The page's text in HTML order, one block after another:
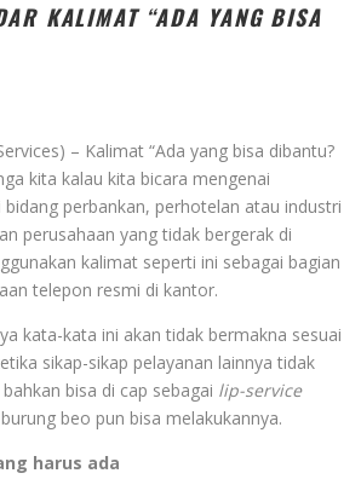
KALIMAT “ADA YANG BISA
– Kalimat “Ada yang bisa dibantu?
kita kalau kita bicara mengenai
bidang perbankan, perhotelan atau industri
perusahaan yang tidak bergerak di
kalimat seperti ini sebagai bagian
telepon resmi di kantor.
kata-kata ini akan tidak bermakna sesuai
sikap-sikap pelayanan lainnya tidak
bisa di cap sebagai lip-service
beo pun bisa melakukannya.
harus ada